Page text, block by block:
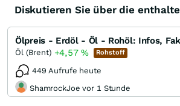
Diskutieren Sie über die
Öl (Brent) +4,57 % Rohstoff
449 Aufrufe heute
ShamrockJoe vor 1 Stunde